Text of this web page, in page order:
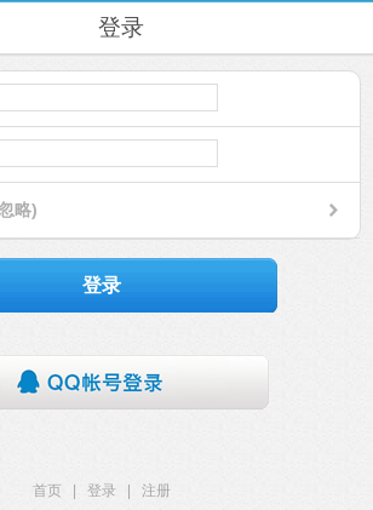
登录
略)
登录
首页 登录
注册